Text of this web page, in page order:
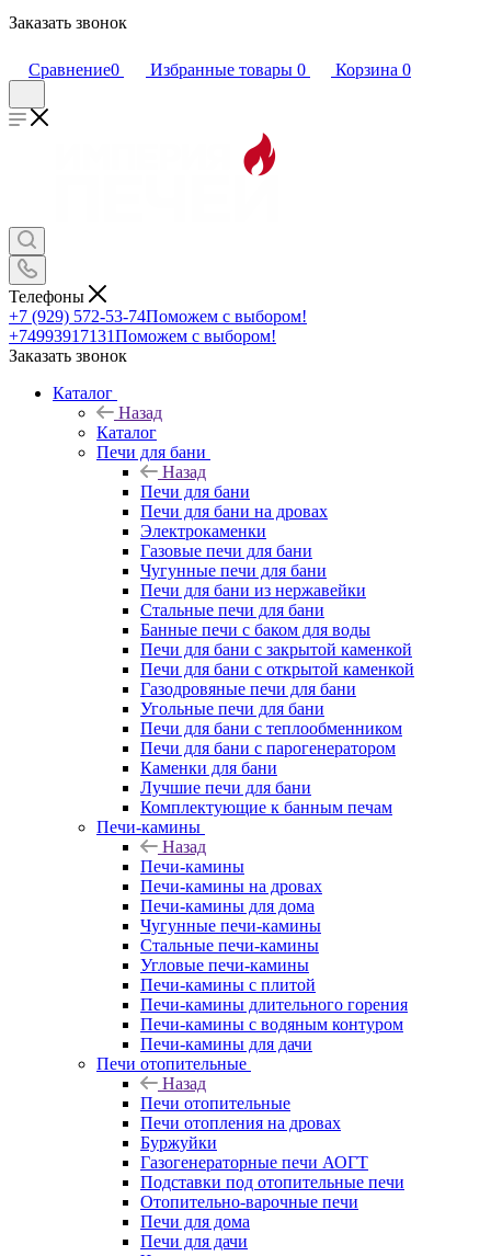
Заказать звонок
Сравнение0 Избранные товары 0 Корзина 0
Телефоны
+7 (929) 572-53-74Поможем с выбором!
+74993917131Поможем с выбором!
Заказать звонок
Каталог
Назад
Каталог
Печи для бани
Назад
Печи для бани
Печи для бани на дровах
Электрокаменки
Газовые печи для бани
Чугунные печи для бани
Печи для бани из нержавейки
Стальные печи для бани
Банные печи с баком для воды
Печи для бани с закрытой каменкой
Печи для бани с открытой каменкой
Газодровяные печи для бани
Угольные печи для бани
Печи для бани с теплообменником
Печи для бани с парогенератором
Каменки для бани
Лучшие печи для бани
Комплектующие к банным печам
Печи-камины
Назад
Печи-камины
Печи-камины на дровах
Печи-камины для дома
Чугунные печи-камины
Стальные печи-камины
Угловые печи-камины
Печи-камины с плитой
Печи-камины длительного горения
Печи-камины с водяным контуром
Печи-камины для дачи
Печи отопительные
Назад
Печи отопительные
Печи отопления на дровах
Буржуйки
Газогенераторные печи АОГТ
Подставки под отопительные печи
Отопительно-варочные печи
Печи для дома
Печи для дачи